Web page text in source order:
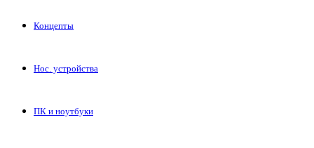
Концепты
Нос. устройства
ПК и ноутбуки